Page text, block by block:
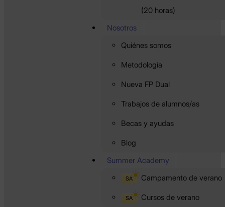
(20 horas)
Nosotros
Quiénes somos
Metodología
Nueva FP Dual
Trabajos de alumnos/as
Becas y ayudas
Blog
Summer Academy
SA Campamento de verano
SA
Cursos de verano